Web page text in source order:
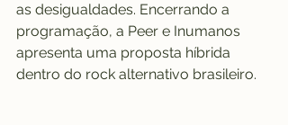
as desigualdades. Encerrando a
programação, a Peer e Inumanos
apresenta uma proposta híbrida
dentro do rock alternativo brasileiro.